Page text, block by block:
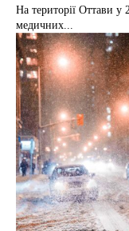
На території Оттави у
медичних...